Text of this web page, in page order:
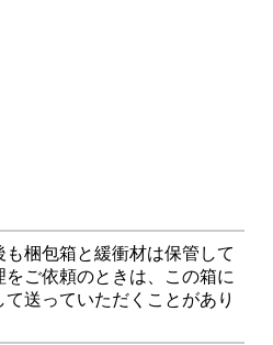
も梱包箱と緩衝材は保管して
をご依頼のときは、この箱に
送っていただくことがあり